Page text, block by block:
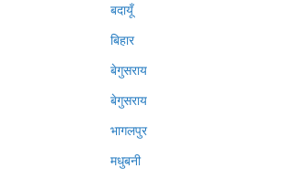
बदायूँ
बिहार
बेगुसराय
बेगुसराय
भागलपुर
मधुबनी